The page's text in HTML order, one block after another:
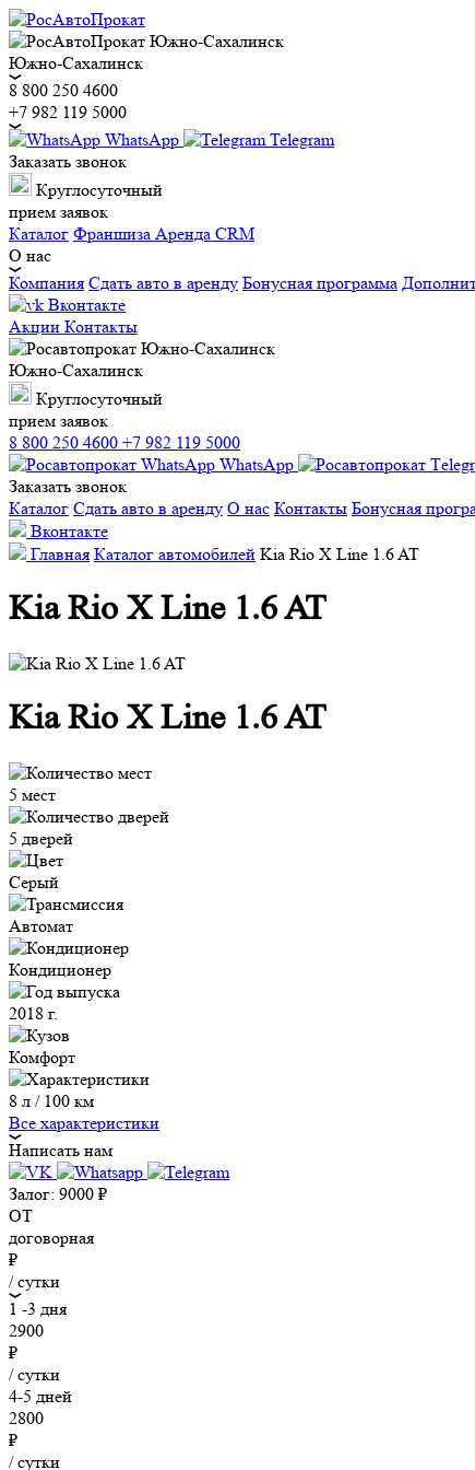
Южно-Сахалинск
8 800 250 4600
+7 982 119 5000
WhatsApp
Telegram
Заказать звонок
Круглосуточный
прием заявок
Каталог Франшиза Аренда CRM
О нас
Компания Сдать авто в аренду Бонусная программа
Вконтакте
Акции Контакты
Южно-Сахалинск
Круглосуточный
прием заявок
8 800 250 4600 +7 982 119 5000
WhatsApp
Заказать звонок
Каталог Сдать авто в аренду О нас Контакты Бонусная
Вконтакте
Главная Каталог автомобилей Kia Rio X Line 1.6 AT
Kia Rio X Line 1.6 AT
Kia Rio X Line 1.6 AT
5 мест
5 дверей
Серый
Автомат
Кондиционер
2018 г.
Комфорт
8 л / 100 км
Все характеристики
Написать нам
Залог: 9000 ₽
ОТ
договорная
₽
/ сутки
1 -3 дня
2900
₽
/ сутки
4-5 дней
2800
₽
/ сутки